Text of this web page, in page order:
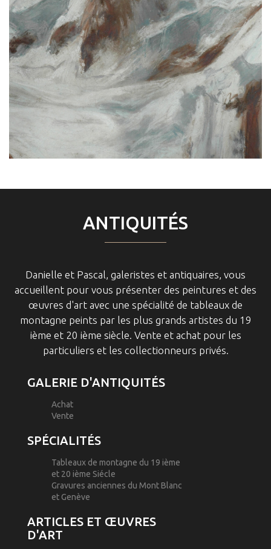
ANTIQUITÉS
Danielle et Pascal, galeristes et antiquaires, vous
accueillent pour vous présenter des peintures et des
œuvres d'art avec une spécialité de tableaux de
montagne peints par les plus grands artistes du 19
ième et 20 ième siècle. Vente et achat pour les
particuliers et les collectionneurs privés.
GALERIE D'ANTIQUITÉS
Achat
Vente
SPÉCIALITÉS
Tableaux de montagne du 19 ième
et 20 ième Siécle
Gravures anciennes du Mont Blanc
et Genève
ARTICLES ET ŒUVRES
D'ART